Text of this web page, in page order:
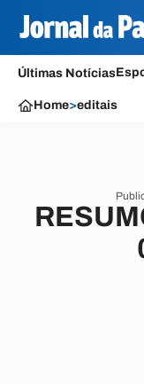
Últimas Notícias
Home>editais